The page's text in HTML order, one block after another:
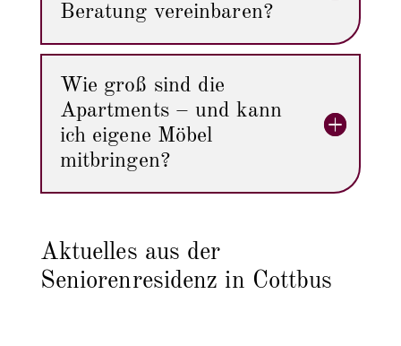
Beratung vereinbaren?
Wie groß sind die
Apartments – und kann
ich eigene Möbel
mitbringen?
Aktuelles aus der
Seniorenresidenz in Cottbus